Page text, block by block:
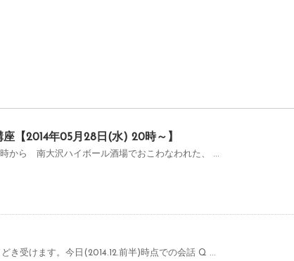
【2014年05月28日(水) 20時～】
から 南大沢ハイボール酒場でおこわなわれた、 ...
き受けます。今日(2014.12.前半)時点での会話 Q ...